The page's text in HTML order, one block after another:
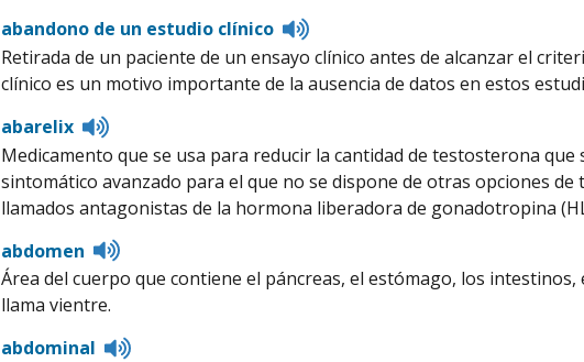
abandono de un estudio clínico
Listen
to
pronunciation
Retirada de un paciente de un ensayo clínico antes de alcanzar el
clínico es un motivo importante de la ausencia de datos en estos
abarelix
Listen
pronunciation
Medicamento que se usa para reducir la cantidad de testosterona
sintomático avanzado para el que no se dispone de otras opciones
llamados antagonistas de la hormona liberadora de gonadotropina
abdomen
Listen
pronunciation
Área del cuerpo que contiene el páncreas, el estómago, los
llama vientre.
abdominal
Listen